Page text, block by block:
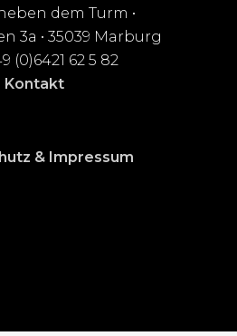
dem Turm •
3a • 35039 Marburg
(0)6421 62 5 82
Kontakt
& Impressum